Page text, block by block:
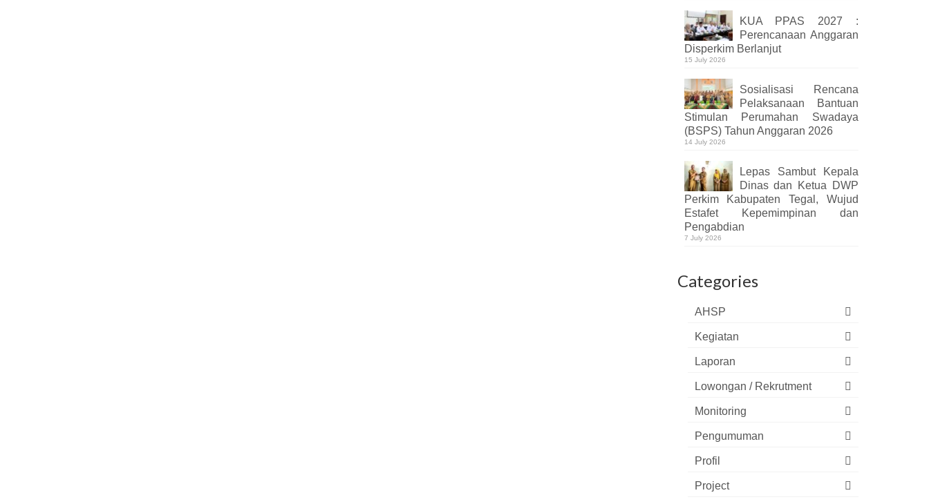
KUA PPAS 2027 :
Perencanaan Anggaran
Disperkim Berlanjut
15 July 2026
Sosialisasi Rencana
Pelaksanaan Bantuan
Stimulan Perumahan Swadaya
(BSPS) Tahun Anggaran 2026
14 July 2026
Lepas Sambut Kepala
Dinas dan Ketua DWP
Perkim Kabupaten Tegal, Wujud
Estafet Kepemimpinan dan
Pengabdian
7 July 2026
Categories
AHSP
Kegiatan
Laporan
Lowongan / Rekrutment
Monitoring
Pengumuman
Profil
Project